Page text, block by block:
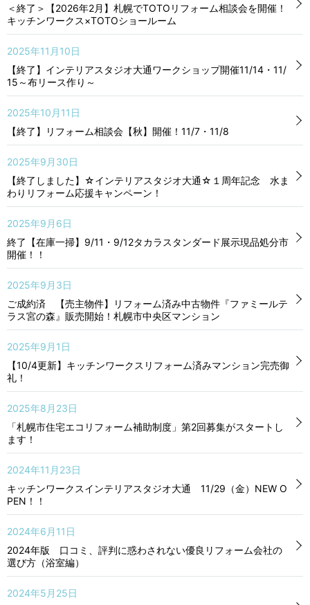
＜終了＞【2026年2月】札幌でTOTOリフォーム相談会を開催！
キッチンワークス×TOTOショールーム
2025年11月10日
【終了】インテリアスタジオ大通ワークショップ開催11/14・11/
15～布リース作り～
2025年10月11日
【終了】リフォーム相談会【秋】開催！11/7・11/8
2025年9月30日
【終了しました】☆インテリアスタジオ大通☆１周年記念 水ま
わりリフォーム応援キャンペーン！
2025年9月6日
終了【在庫一掃】9/11・9/12タカラスタンダード展示現品処分市
開催！！
2025年9月3日
ご成約済 【売主物件】リフォーム済み中古物件『ファミールテ
ラス宮の森』販売開始！札幌市中央区マンション
2025年9月1日
【10/4更新】キッチンワークスリフォーム済みマンション完売御
礼！
2025年8月23日
「札幌市住宅エコリフォーム補助制度」第2回募集がスタートし
ます！
2024年11月23日
キッチンワークスインテリアスタジオ大通 11/29（金）NEW O
PEN！！
2024年6月11日
2024年版 口コミ、評判に惑わされない優良リフォーム会社の
選び方（浴室編）
2024年5月25日